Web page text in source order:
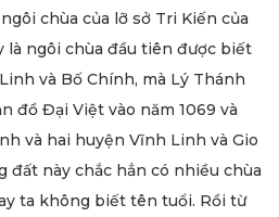
chùa của lỡ sở Tri Kiến của
là ngôi chùa đầu tiên được biết
và Bố Chính, mà Lý Thánh
đồ Đại Việt vào năm 1069 và
và hai huyện Vĩnh Linh và Gio
đất này chắc hẳn có nhiều chùa
ta không biết tên tuổi. Rồi từ